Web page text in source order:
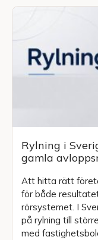
Rylning i
gamla
Att hitta rätt
för både
rörsystemet. I
på rylning till
med